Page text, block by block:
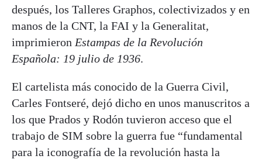
después, los Talleres Graphos, colectivizados y en
manos de la CNT, la FAI y la Generalitat,
imprimieron Estampas de la Revolución
Española: 19 julio de 1936.
El cartelista más conocido de la Guerra Civil,
Carles Fontseré, dejó dicho en unos manuscritos a
los que Prados y Rodón tuvieron acceso que el
trabajo de SIM sobre la guerra fue “fundamental
para la iconografía de la revolución hasta la